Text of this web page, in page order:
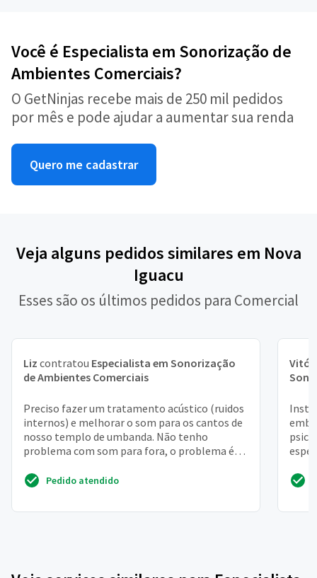
Você é Especialista em Sonorização de
Ambientes Comerciais?
O GetNinjas recebe mais de 250 mil pedidos
por mês e pode ajudar a aumentar sua renda
Quero me cadastrar
Veja alguns pedidos similares em Nova
Iguacu
Esses são os últimos pedidos para Comercial
Liz contratou Especialista em Sonorização
de Ambientes Comerciais
Preciso fazer um tratamento acústico (ruidos
internos) e melhorar o som para os cantos de
nosso templo de umbanda. Não tenho
problema com som para fora, o problema é
Pedido atendido